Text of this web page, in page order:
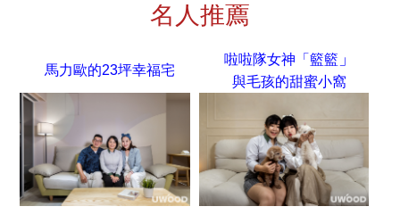
名人推薦
馬力歐的23坪幸福宅
啦啦隊女神「籃籃 」
與毛孩的甜蜜小窩